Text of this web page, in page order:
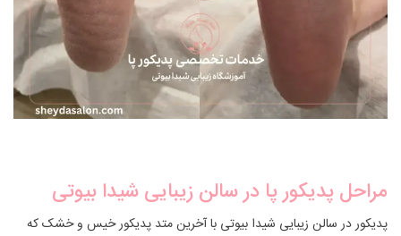
مراحل پدیکور پا در سالن زیبایی شیدا بیوتی
پدیکور در سالن زیبایی شیدا بیوتی با آخرین متد پدیکور خیس و خشک که